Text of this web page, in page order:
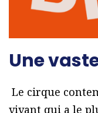
Une
Le cirque
vivant qui a le